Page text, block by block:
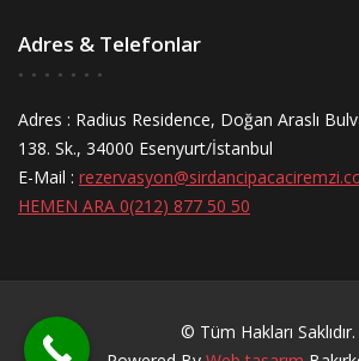
Adres & Telefonlar
Adres : Radius Residence, Doğan Araslı
138. Sk., 34000 Esenyurt/İstanbul
E-Mail :
HEMEN ARA 0(212) 877 50 50
© Tüm Hakları Saklıdır.